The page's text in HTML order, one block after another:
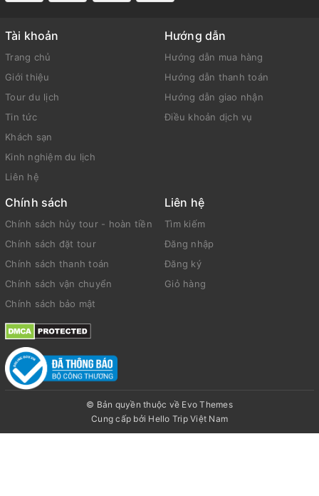
Tài khoản
Trang chủ
Giới thiệu
Tour du lịch
Tin tức
Khách sạn
Kinh nghiệm du lịch
Liên hệ
Hướng dẫn
Hướng dẫn mua hàng
Hướng dẫn thanh toán
Hướng dẫn giao nhận
Điều khoản dịch vụ
Chính sách
Chính sách hủy tour - hoàn tiền
Chính sách đặt tour
Chính sách thanh toán
Chính sách vận chuyển
Chính sách bảo mật
Liên hệ
Tìm kiếm
Đăng nhập
Đăng ký
Giỏ hàng
© Bản quyền thuộc về Evo Themes
Cung cấp bởi Hello Trip Việt Nam